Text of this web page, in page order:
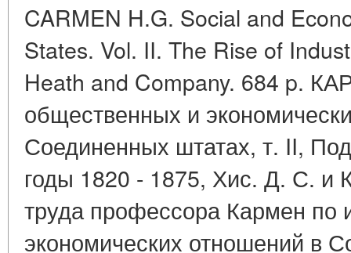
CARMEN H.G. Social and
States. Vol. II. The Rise of
Heath and Company. 684 p.
общественных и
Соединенных штатах, т. II,
годы 1820 - 1875, Хис. Д. С. и
труда профессора Кармен по
экономических отношений в